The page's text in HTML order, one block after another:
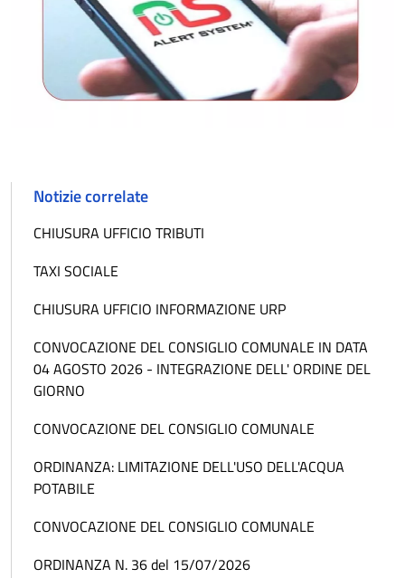
Notizie correlate
CHIUSURA UFFICIO TRIBUTI
TAXI SOCIALE
CHIUSURA UFFICIO INFORMAZIONE URP
CONVOCAZIONE DEL CONSIGLIO COMUNALE IN DATA
04 AGOSTO 2026 - INTEGRAZIONE DELL' ORDINE DEL
GIORNO
CONVOCAZIONE DEL CONSIGLIO COMUNALE
ORDINANZA: LIMITAZIONE DELL'USO DELL'ACQUA
POTABILE
CONVOCAZIONE DEL CONSIGLIO COMUNALE
ORDINANZA N. 36 del 15/07/2026